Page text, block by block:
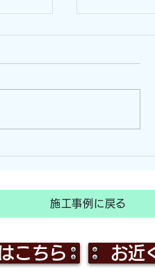
ウス
動物の痕
施工事例に戻る
こちら お近